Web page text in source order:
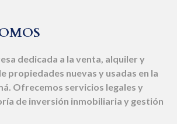
dedicada a la venta, alquiler y
propiedades nuevas y usadas en la
Ofrecemos servicios legales y
de inversión inmobiliaria y gestión